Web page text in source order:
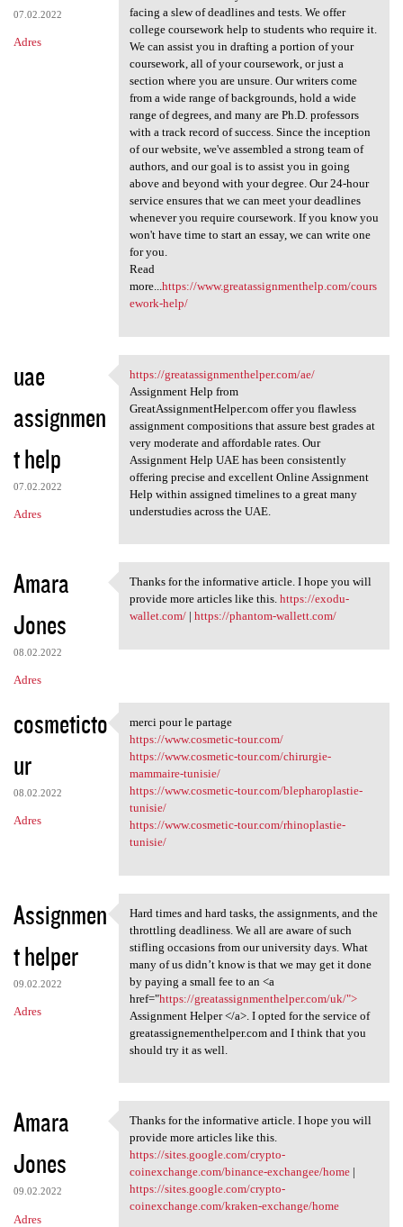
07.02.2022
Adres
facing a slew of deadlines and tests. We offer
college coursework help to students who require it.
We can assist you in drafting a portion of your
coursework, all of your coursework, or just a
section where you are unsure. Our writers come
from a wide range of backgrounds, hold a wide
range of degrees, and many are Ph.D. professors
with a track record of success. Since the inception
of our website, we've assembled a strong team of
authors, and our goal is to assist you in going
above and beyond with your degree. Our 24-hour
service ensures that we can meet your deadlines
whenever you require coursework. If you know you
won't have time to start an essay, we can write one
for you.
Read
more...https://www.greatassignmenthelp.com/cours
ework-help/
uae
assignmen
t help
07.02.2022
Adres
https://greatassignmenthelper
https://greatassignmenthelper.com/ae/
Assignment Help from
GreatAssignmentHelper.com offer you flawless
assignment compositions that assure best grades at
very moderate and affordable rates. Our
Assignment Help UAE has been consistently
offering precise and excellent Online Assignment
Help within assigned timelines to a great many
understudies across the UAE.
Amara
Jones
08.02.2022
Adres
Thanks for the informative
Thanks for the informative article. I hope you will
provide more articles like this. https://exodu-
wallet.com/| https://phantom-wallett.com/
cosmeticto
ur
08.02.2022
Adres
merci pour le partage
merci pour le partage
https://www.cosmetic-tour.com/
https://www.cosmetic-tour.com/chirurgie-
mammaire-tunisie/
https://www.cosmetic-tour.com/blepharoplastie-
tunisie/
https://www.cosmetic-tour.com/rhinoplastie-
tunisie/
Assignmen
t helper
09.02.2022
Adres
Hard times and hard tasks,
Hard times and hard tasks, the assignments, and the
throttling deadliness. We all are aware of such
stifling occasions from our university days. What
many of us didn’t know is that we may get it done
by paying a small fee to an <a
href="https://greatassignmenthelper.com/uk/">
Assignment Helper </a>. I opted for the service of
greatassignementhelper.com and I think that you
should try it as well.
Amara
Jones
09.02.2022
Adres
Thanks for the informative
Thanks for the informative article. I hope you will
provide more articles like this.
https://sites.google.com/crypto-
coinexchange.com/binance-exchangee/home|
https://sites.google.com/crypto-
coinexchange.com/kraken-exchange/home